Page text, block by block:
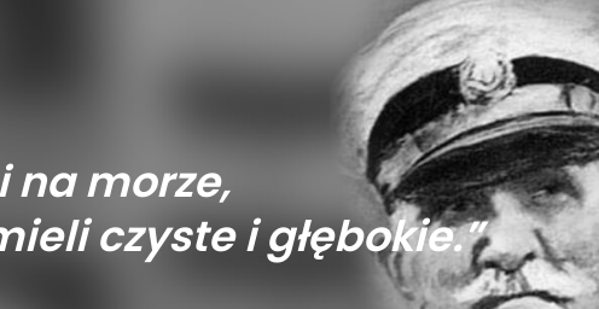
na morze,
czyste i głębokie.”